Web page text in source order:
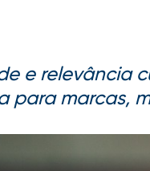
e relevância
para marcas,